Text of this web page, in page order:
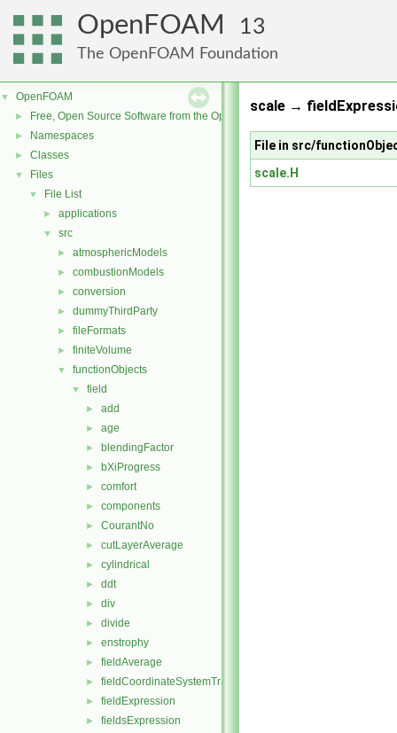
OpenFOAM 13
The OpenFOAM Foundation
▼ OpenFOAM
► Free, Open Source Software from the OpenFOAM Foundation
► Namespaces
► Classes
▼ Files
▼ File List
► applications
▼ src
► atmosphericModels
► combustionModels
► conversion
► dummyThirdParty
► fileFormats
► finiteVolume
▼ functionObjects
▼ field
► add
► age
► blendingFactor
► bXiProgress
► comfort
► components
► CourantNo
► cutLayerAverage
► cylindrical
► ddt
► div
► divide
► enstrophy
► fieldAverage
► fieldCoordinateSystemTransform
► fieldExpression
► fieldsExpression
scale →
File in src/
scale.H